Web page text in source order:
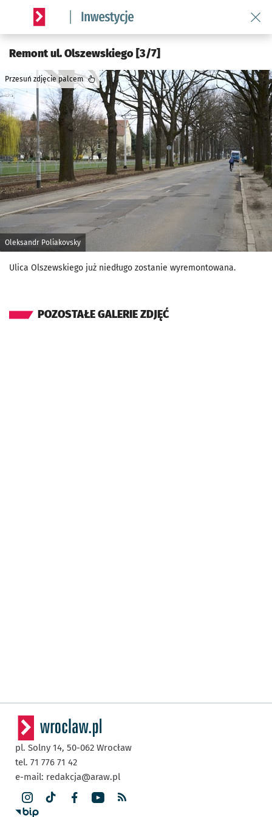
Serwis informacyjny wroclaw.pl podserwis:
Remont ul. Olszewskiego [3/7]
Oleksandr Poliakovsky
Przesuń zdjęcie palcem
Ulica Olszewskiego już niedługo zostanie wyremontowana.
POZOSTAŁE GALERIE ZDJĘĆ
pl. Solny 14, 50-062 Wrocław
tel. 71 776 71 42
e-mail: redakcja@araw.pl